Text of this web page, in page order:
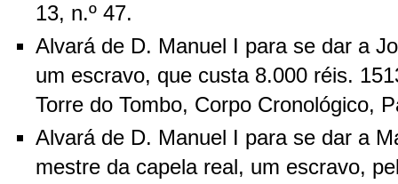
13, n.º 47.
Alvará de D. Manuel I para se dar a
um escravo, que custa 8.000 réis.
Torre do Tombo, Corpo Cronológico,
Alvará de D. Manuel I para se dar a
mestre da capela real, um escravo,